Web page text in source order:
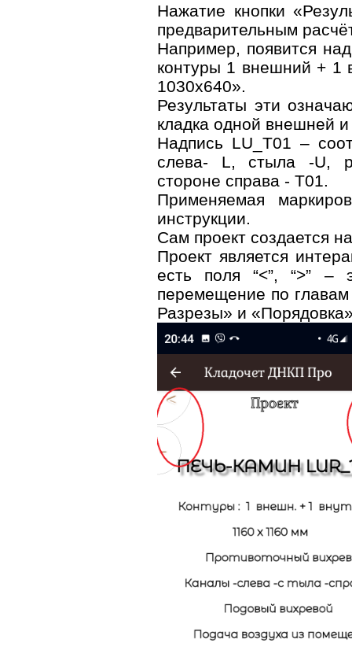
Нажатие кнопки
предварительным
Например, появится
контуры 1 внешний + 1
1030х640».
Результаты эти
кладка одной внешней
Надпись LU_T01 –
слева- L, стыла -U,
стороне справа - T01.
Применяемая
инструкции.
Сам проект создается
Проект является
есть поля “<”, “>” –
перемещение по
Разрезы» и